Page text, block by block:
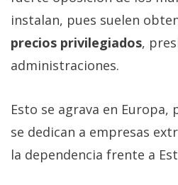
instalan, pues suelen
precios privilegiados,
administraciones.
Esto se agrava en Europa,
se dedican a empresas
la dependencia frente a